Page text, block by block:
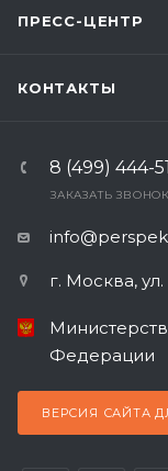
ПРЕСС-ЦЕНТР
КОНТАКТЫ
8 (499) 444-
ЗАКАЗАТЬ ЗВОНОК
г. Москва,
Федерации
ВЕРСИЯ САЙТА